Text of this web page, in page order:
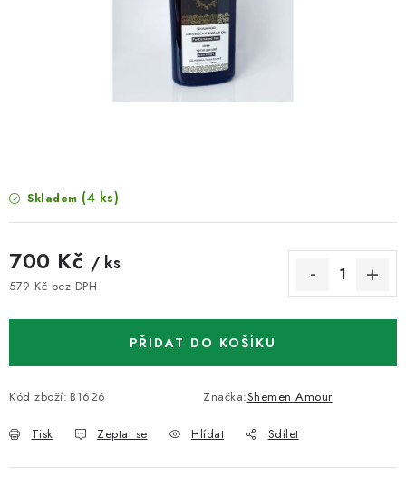
Reklamace a vrácení zboží
Skladem (4 ks)
700 Kč / ks
579 Kč bez DPH
PŘIDAT DO KOŠÍKU
Kód zboží: B1626 Značka:Shemen Amour
Tisk Zeptat se Hlídat Sdílet